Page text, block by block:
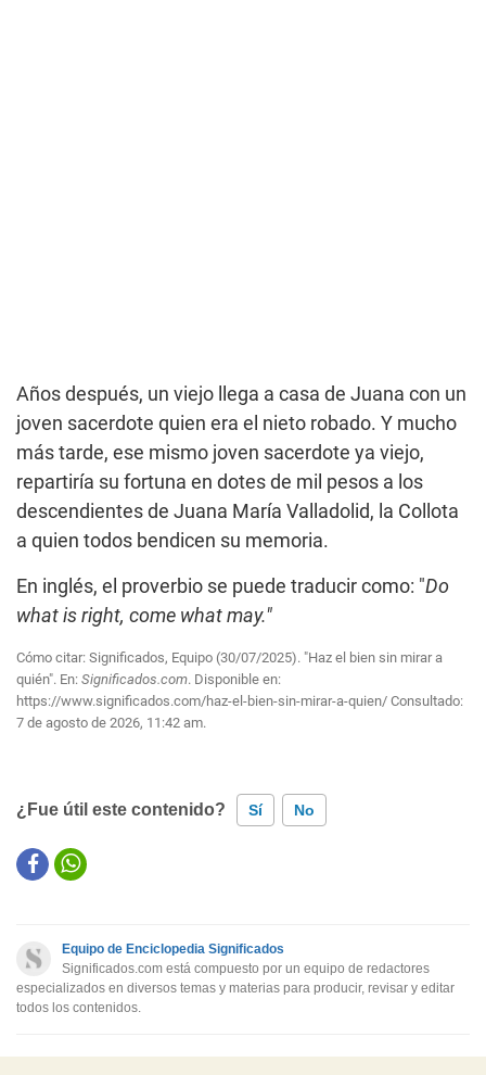
Años después, un viejo llega a casa de Juana con un
joven sacerdote quien era el nieto robado. Y mucho
más tarde, ese mismo joven sacerdote ya viejo,
repartiría su fortuna en dotes de mil pesos a los
descendientes de Juana María Valladolid, la Collota
a quien todos bendicen su memoria.
En inglés, el proverbio se puede traducir como: "Do
what is right, come what may."
Cómo citar: Significados, Equipo (30/07/2025). "Haz el bien sin mirar a
quién". En: Significados.com. Disponible en:
https://www.significados.com/haz-el-bien-sin-mirar-a-quien/ Consultado:
7 de agosto de 2026, 11:42 am.
¿Fue útil este contenido? Sí No
Este contenido contiene información incorrecta
Otro
Equipo de Enciclopedia Significados
Significados.com está compuesto por un equipo de redactores
especializados en diversos temas y materias para producir, revisar y editar
todos los contenidos.